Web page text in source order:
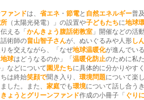
ァンドは、 省エネ ・ 節電と 自然エネルギー普
（太陽光発電）」の設置や子どもたちに地球
える「 かんきょう腹話術教室 」開催などの活
術師の畠山智子さんが、ぬいぐるみや人形し
を交えながら、「なぜ地球温暖化が進んでい
地球はどうなるのか」「 温暖化防止のために私
などについて 園児たちに具体的に分かりやす
は終始笑顔で聞き入り、 環境問題について楽
した。また、 家庭でも環境について話し合う
きょうとグリーンファンド作成の小冊子「 ぐり